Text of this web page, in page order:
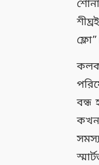
বন্ধ